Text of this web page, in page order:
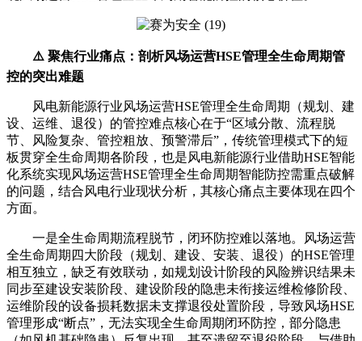
⚠️ 聚焦行业痛点：剖析风场运营HSE管理全生命周期管
控的突出难题
风电新能源行业风场运营HSE管理全生命周期（规划、建
设、运维、退役）的管控难点核心在于“区域分散、流程脱
节、风险复杂、管控粗放、预警滞后”，传统管理模式下的短
板贯穿全生命周期各阶段，也是风电新能源行业借助HSE智能
化系统实现风场运营HSE管理全生命周期智能防控需重点破解
的问题，结合风电行业现状分析，其核心痛点主要体现在四个
方面。
一是全生命周期流程脱节，闭环防控难以落地。风场运营
全生命周期四大阶段（规划、建设、安装、退役）的HSE管理
相互独立，缺乏有效联动，如规划设计阶段的风险辨识结果未
同步至建设安装阶段、建设阶段的隐患未衔接运维检修阶段、
运维阶段的设备损耗数据未支撑退役处置阶段，导致风场HSE
管理形成“断点”，无法实现全生命周期闭环防控，部分隐患